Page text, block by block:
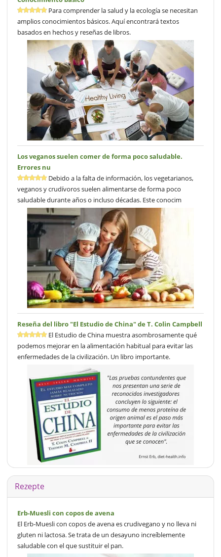
Para comprender la salud y la ecología se necesitan
amplios conocimientos básicos. Aquí encontrará textos
basados en hechos y reseñas de libros.
Los veganos suelen comer de forma poco saludable.
Errores nu
Debido a la falta de información, los vegetarianos,
veganos y crudívoros suelen alimentarse de forma poco
saludable durante años o incluso décadas. Este conocim
Reseña del libro "El Estudio de China" de T. Colin Campbell
El Estudio de China muestra asombrosamente qué
podemos mejorar en la alimentación habitual para evitar las
enfermedades de la civilización. Un libro importante.
Rezepte
Erb-Muesli con copos de avena
El Erb-Muesli con copos de avena es crudivegano y no lleva ni
gluten ni lactosa. Se trata de un desayuno increíblemente
saludable con el que sustituir el pan.